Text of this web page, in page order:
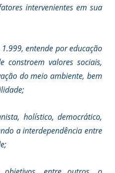
intervenientes em sua
entende por educação
valores sociais,
do meio ambiente, bem
holístico, democrático,
a interdependência entre